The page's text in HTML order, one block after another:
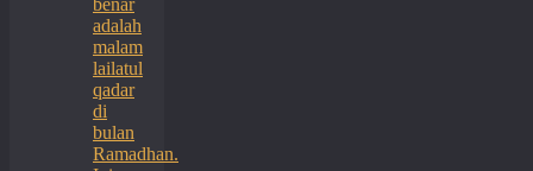
benar
adalah
malam
lailatul
qadar
di
bulan
Ramadhan.